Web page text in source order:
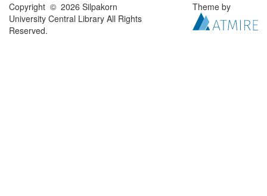
Copyright © 2026 Silpakorn
University Central Library All Rights
Reserved.
Theme by